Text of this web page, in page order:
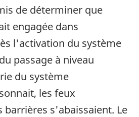
de déterminer que
engagée dans
l'activation du système
passage à niveau
du système
les feux
barrières s'abaissaient. Le